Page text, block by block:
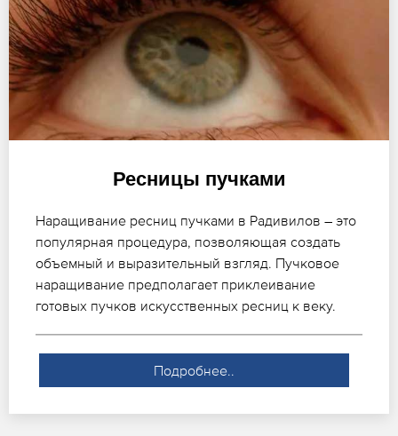
Ресницы пучками
Наращивание ресниц пучками в Радивилов – это
популярная процедура, позволяющая создать
объемный и выразительный взгляд. Пучковое
наращивание предполагает приклеивание
готовых пучков искусственных ресниц к веку.
Подробнее..